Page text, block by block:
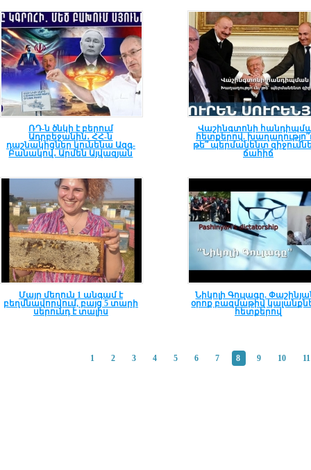
ՌԴ-ն ծնկի է բերում
Ադրբեջանին․ ՀՀ-ն
դաշնակիցներ կունենա Ազգ-
Բանակով․ Արմեն Այվազյան
Վաշինգտոնի
հետքերով.
թե՞ պերմանենտ
ճահիճ
Մայր մեղուն 1 անգամ է
բեղմնավորվում, բայց 5 տարի
սերունդ է տալիս
Նիկոլի Գուլագը.
օրոք բազմաթիվ
հետքերով
1 2 3 4 5 6 7 8 9 10 11